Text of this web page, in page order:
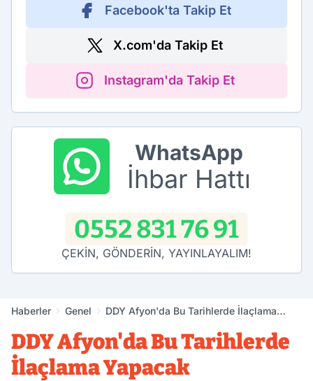
Facebook'ta Takip Et
X.com'da Takip Et
Instagram'da Takip Et
WhatsApp
İhbar Hattı
0552 831 76 91
ÇEKİN, GÖNDERİN, YAYINLAYALIM!
Haberler Genel
DDY Afyon'da Bu Tarihlerde İlaçlama
DDY Afyon'da Bu Tarihlerde
İlaçlama Yapacak